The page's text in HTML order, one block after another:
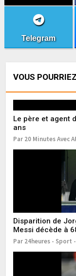
Telegram
VOUS
Le père et agent
ans
Par 20 Minutes Avec
Disparition de
Messi décède à
Par 24heures - Sport